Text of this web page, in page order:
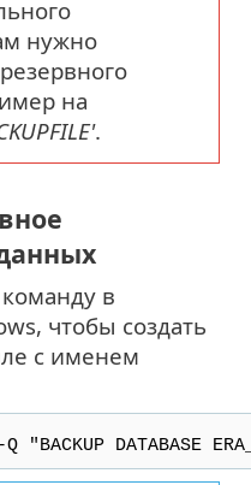
нужно
на
.
в
чтобы создать
с именем
Q "BACKUP DATABASE